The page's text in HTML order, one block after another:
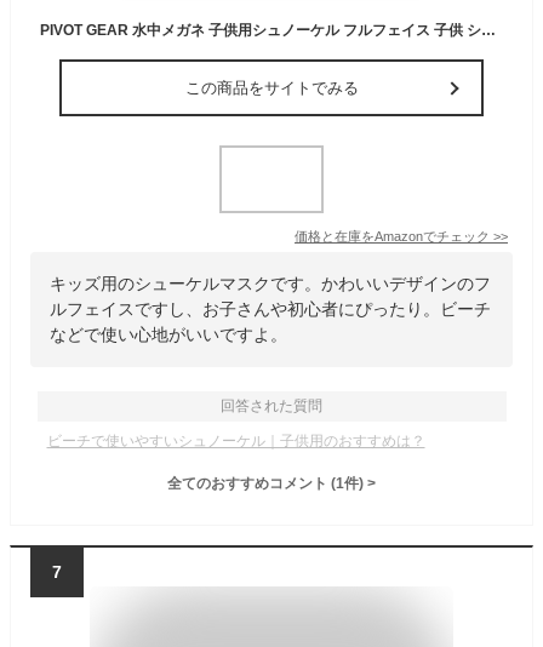
PIVOT GEAR 水中メガネ 子供用シュノーケル フルフェイス 子供 シュノーケル マスク 子供 キッズオレンジ XS
この商品をサイトでみる
価格と在庫をAmazonでチェック >>
キッズ用のシューケルマスクです。かわいいデザインのフ
ルフェイスですし、お子さんや初心者にぴったり。ビーチ
などで使い心地がいいですよ。
回答された質問
ビーチで使いやすいシュノーケル｜子供用のおすすめは？
全てのおすすめコメント (1件) >
7